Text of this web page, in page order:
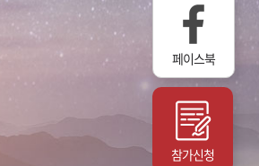
페이스북
참가신청